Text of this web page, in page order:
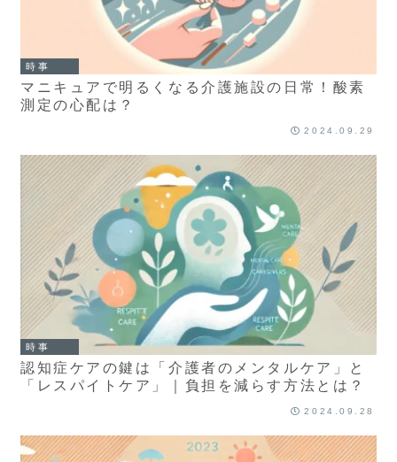
時事
マニキュアで明るくなる介護施設の日常！酸素
測定の心配は？
2024.09.29
時事
認知症ケアの鍵は「介護者のメンタルケア」と
「レスパイトケア」｜負担を減らす方法とは？
2024.09.28